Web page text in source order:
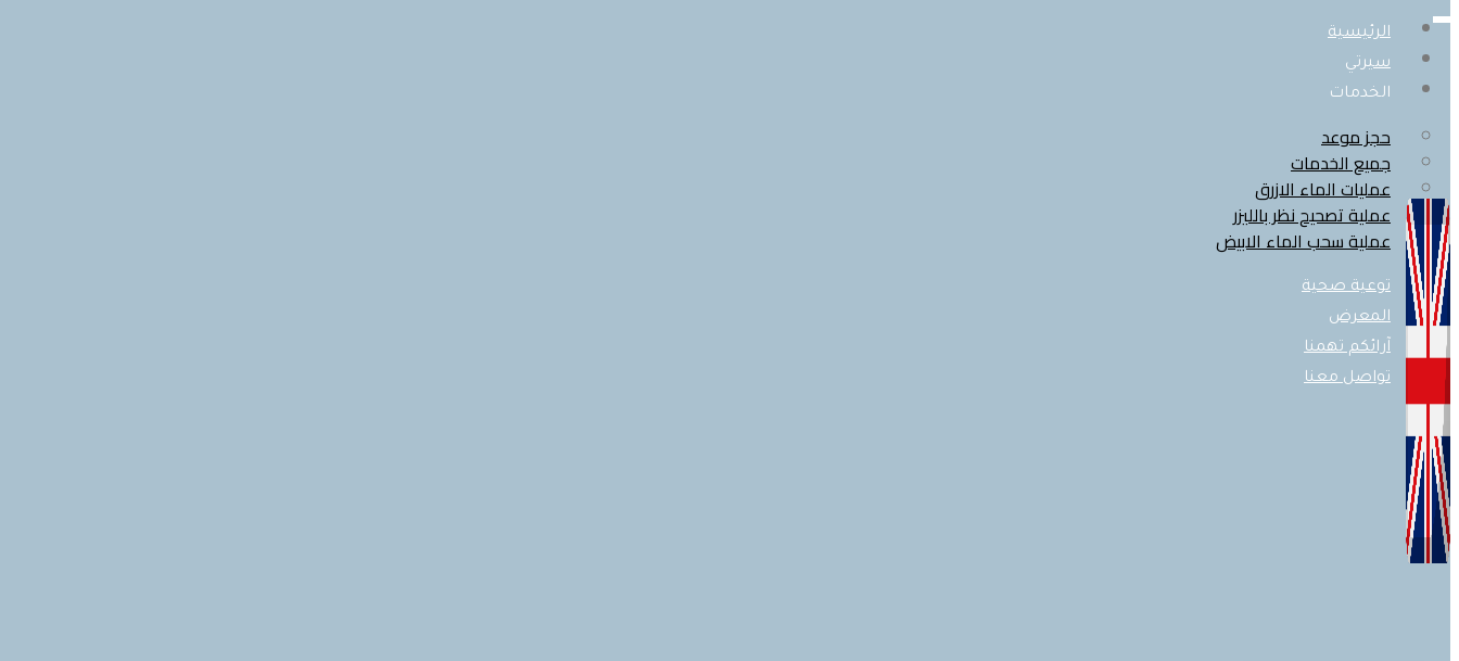
الرئيسية
سيرتي
الخدمات
حجز موعد
جميع الخدمات
عمليات الماء الازرق
عملية تصحيح نظر بالليزر
عملية سحب الماء الابيض
توعية صحية
المعرض
آرائكم تهمنا
تواصل معنا
X